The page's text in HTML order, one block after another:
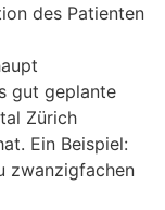
des Patienten
gut geplante
Zürich
Ein Beispiel:
zwanzigfachen